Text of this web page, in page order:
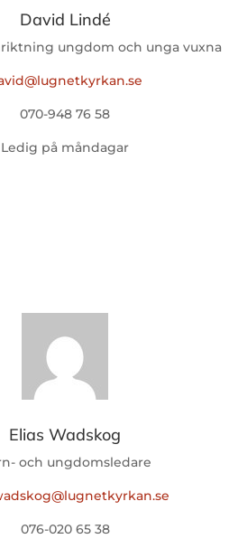
David Lindé
ungdom och unga vuxna
070-948 76 58
Ledig på måndagar
Elias Wadskog
och ungdomsledare
076-020 65 38